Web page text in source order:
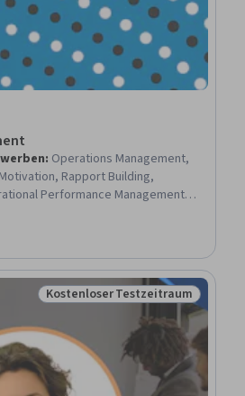
: Operations Management,
Rapport Building,
Performance Management,
Industrial and
Status: Kostenloser
Kostenloser Testzeitraum